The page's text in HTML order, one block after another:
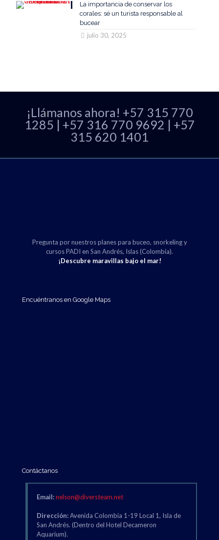
La importancia de conservar los
corales: sé un turista responsable al
bucear
julio 30, 2025
¡Llámanos ahora! +57 315 770
1285 | +57 316 770 9692 | +57
315 620 1401
Pregunta por nuestros planes para buceo, snorkeling y
cursos PADI en San Andrés, Islas (Colombia).
¡Descubre maravillas bajo el mar!
Encuéntranos en Google Maps
Contáctanos
Email:nelson@diversteam.net
Dirección:Avenida Colombia 1-19 Local 1, Isla de
San Andrés. (Dentro del Hotel Decameron
Aquarium).